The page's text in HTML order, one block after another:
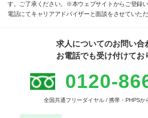
す。ご了承ください。※本ウェブサイトからご登録
電話にてキャリアアドバイザーと面談をさせていた
求人についてのお問い合
お電話でも受け付けてお
0120-
全国共通フリーダイヤル / 携帯・PHPSか